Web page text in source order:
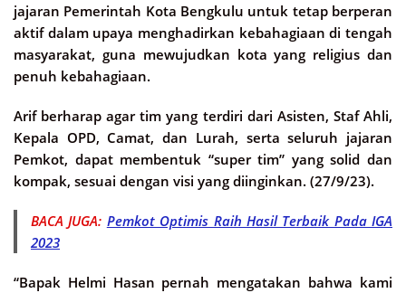
jajaran Pemerintah Kota Bengkulu untuk tetap berperan
aktif dalam upaya menghadirkan kebahagiaan di tengah
masyarakat, guna mewujudkan kota yang religius dan
penuh kebahagiaan.
Arif berharap agar tim yang terdiri dari Asisten, Staf Ahli,
Kepala OPD, Camat, dan Lurah, serta seluruh jajaran
Pemkot, dapat membentuk “super tim” yang solid dan
kompak, sesuai dengan visi yang diinginkan. (27/9/23).
BACA JUGA: Pemkot Optimis Raih Hasil Terbaik Pada IGA
2023
“Bapak Helmi Hasan pernah mengatakan bahwa kami